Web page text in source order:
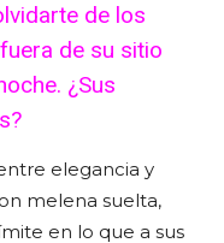
de los
de su sitio
¿Sus
elegancia y
melena suelta,
en lo que a sus